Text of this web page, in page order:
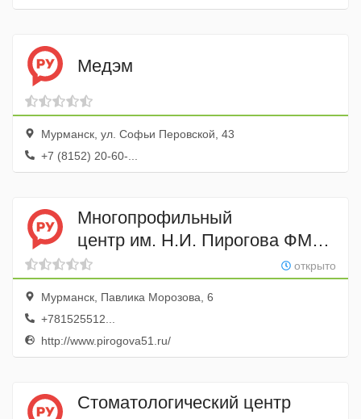
Медэм
Мурманск, ул. Софьи Перовской, 43
+7 (8152) 20-60-...
Многопрофильный
центр им. Н.И. Пирогова ФМБА
России
открыто
Мурманск, Павлика Морозова, 6
+781525512...
http://www.pirogova51.ru/
Стоматологический центр